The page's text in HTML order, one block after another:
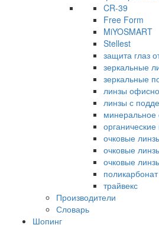
CR-39
Free Form
MiYOSMART
Stellest
защита глаз
зеркальные
зеркальные
линзы
линзы с
минеральное
очковые
очковые
очковые
поликарбонат
трайвекс
Производители
Словарь
Шопинг